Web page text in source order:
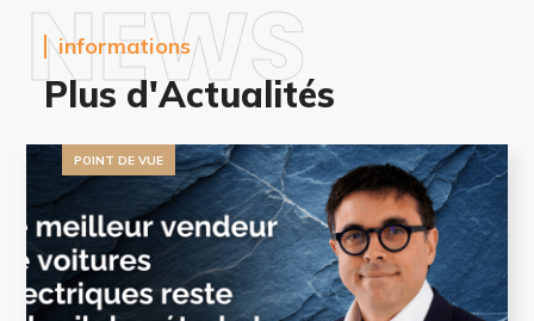
informations
Plus d'Actualités
NEWS
POINT DE VUE